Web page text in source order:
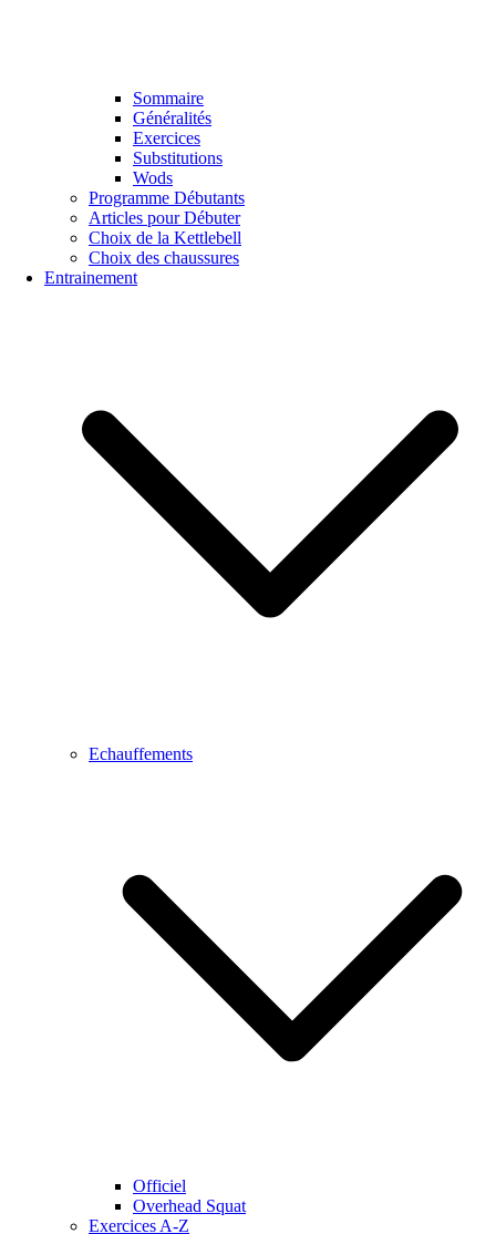
Sommaire
Généralités
Exercices
Substitutions
Wods
Programme Débutants
Articles pour Débuter
Choix de la Kettlebell
Choix des chaussures
Entrainement
Echauffements
Officiel
Overhead Squat
Exercices A-Z